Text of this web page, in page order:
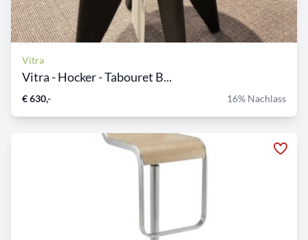
Vitra
Vitra - Hocker - Tabouret B...
€ 630,- 16% Nachlass